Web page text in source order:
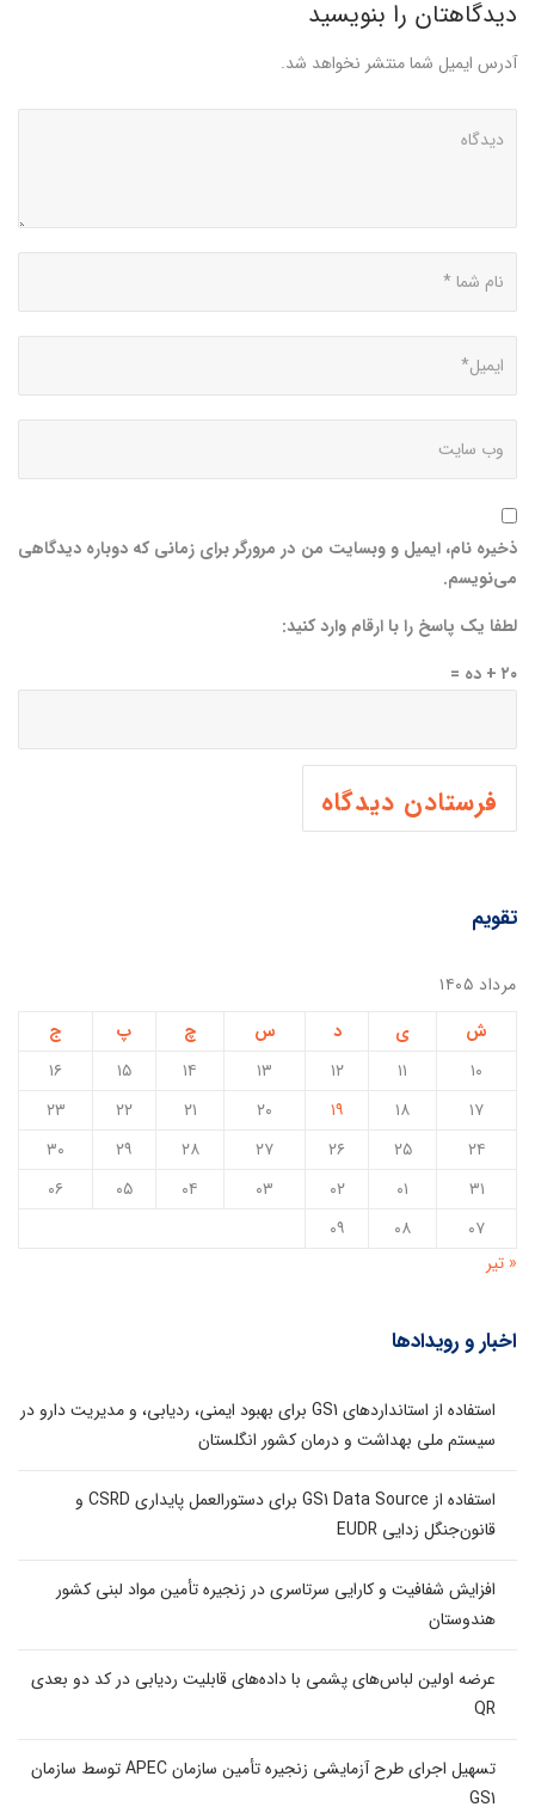
دیدگاهتان را بنویسید
آدرس ایمیل شما منتشر نخواهد شد.
ذخیره نام، ایمیل و وبسایت من در مرورگر برای زمانی که دوباره دیدگاهی
می‌نویسم.
لطفا یک پاسخ را با ارقام وارد کنید:
۲۰ + ده =
تقویم
مرداد ۱۴۰۵
ش
ی د س چ پ
ج
۱۰
۱۱ ۱۲ ۱۳ ۱۴ ۱۵
۱۶
۱۷
۱۸ ۱۹ ۲۰ ۲۱ ۲۲
۲۳
۲۴
۲۵ ۲۶ ۲۷ ۲۸ ۲۹
۳۰
۳۱
۰۱ ۰۲ ۰۳ ۰۴ ۰۵
۰۶
۰۷
۰۸
۰۹
« تیر
اخبار و رویدادها
استفاده از استانداردهای GS1 برای بهبود ایمنی، ردیابی، و مدیریت دارو در
سیستم ملی بهداشت و درمان کشور انگلستان
استفاده از GS1 Data Source برای دستورالعمل پایداری CSRD و
قانون‌جنگل زدایی EUDR
افزایش شفافیت و کارایی سرتاسری در زنجیره تأمین مواد لبنی کشور
هندوستان
عرضه اولین لباس‌های پشمی با داده‌های قابلیت ردیابی در کد دو بعدی
QR
تسهیل اجرای طرح آزمایشی زنجیره تأمین سازمان APEC توسط سازمان
GS1